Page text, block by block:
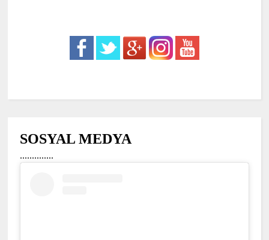
SOSYAL MEDYA
..............